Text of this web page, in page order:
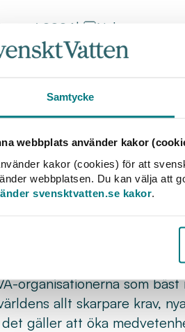
Samtycke
webbplats använder kakor
kakor (cookies) för att
webbplatsen. Du kan välja att
svensktvatten.se kakor.
2024 | Nyhet
nytt rekord: 110
organisationerna som
allt skarpare krav,
det gäller att öka